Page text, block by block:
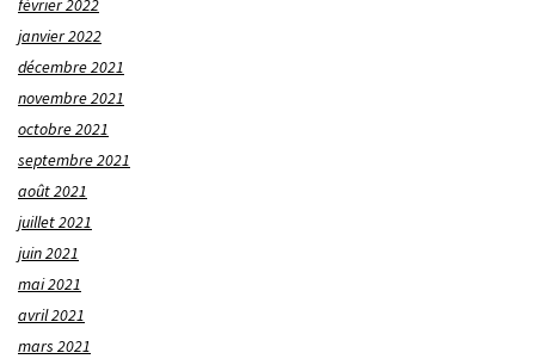
janvier 2022
décembre 2021
novembre 2021
octobre 2021
septembre 2021
août 2021
juillet 2021
juin 2021
mai 2021
avril 2021
mars 2021